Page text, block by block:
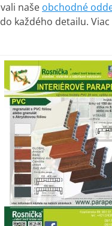
naše obchodné
každého detailu. Viac